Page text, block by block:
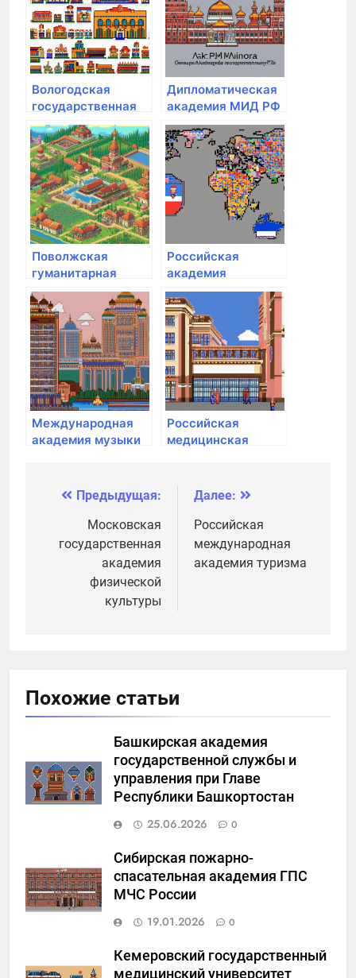
образования
Вологодская
государственная
молочнохозяйственная
академия им. Н.В.
Верещагина
Дипломатическая
академия МИД РФ
Поволжская
гуманитарная
академия
Российская
академия
народного
хозяйства и
государственной
службы при
Президенте РФ
Международная
академия музыки
Российская
медицинская
профессионального
образования
Навигация
записям
Предыдущая:
Московская
государственная
академия
физической
культуры
Далее:
Российская
международная
академия туризма
Похожие статьи
Башкирская академия
государственной службы и
управления при Главе
Республики Башкортостан
25.06.2026
0
Сибирская пожарно-
спасательная академия ГПС
МЧС России
19.01.2026
0
Кемеровский государственный
медицинский университет